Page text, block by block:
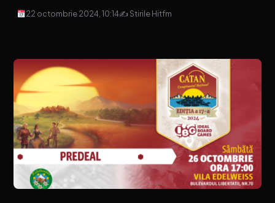
22 octombrie 2024, 10:14✍ Stirile Hitfm